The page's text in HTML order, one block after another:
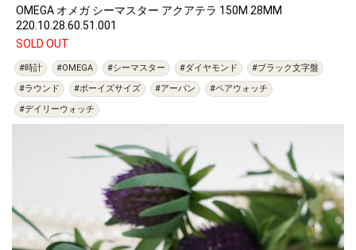
OMEGA オメガ シーマスター アクアテラ 150M 28MM
220.10.28.60.51.001
SOLD OUT
#時計 #OMEGA #シーマスター #ダイヤモンド
#ブラック文字盤
#ラウンド
#ボーイズサイズ #アーバン
#ペアウォッチ
#デイリーウォッチ